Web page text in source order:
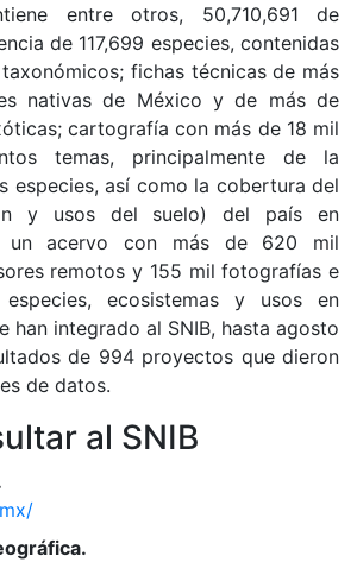
entre otros, 50,710,691 de
de 117,699 especies, contenidas
fichas técnicas de más
nativas de México y de más de
cartografía con más de 18 mil
temas, principalmente de la
especies, así como la cobertura del
y usos del suelo) del país en
un acervo con más de 620 mil
remotos y 155 mil fotografías e
ecosistemas y usos en
han integrado al SNIB, hasta agosto
de 994 proyectos que dieron
de datos.
al SNIB